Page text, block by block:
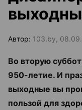
Автор: 103.by,
Во вторую
950-летие. И
выходные вы
пользой для